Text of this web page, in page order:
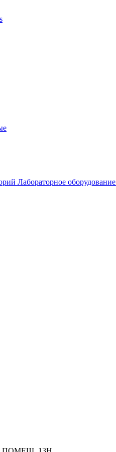
Лабораторное оборудование